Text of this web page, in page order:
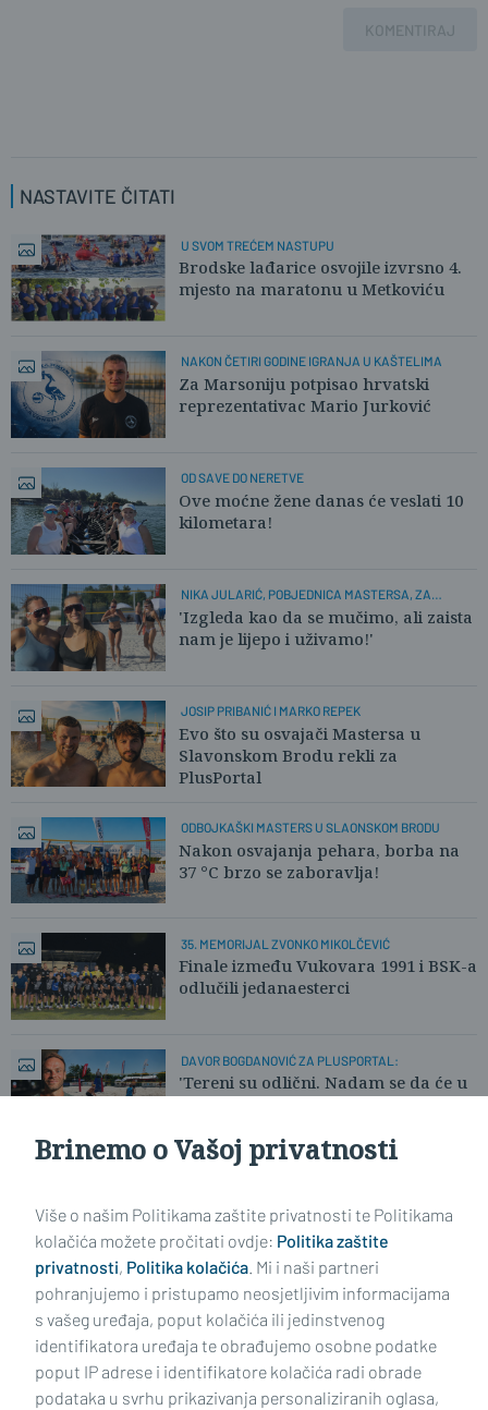
KOMENTIRAJ
NASTAVITE ČITATI
U SVOM TREĆEM NASTUPU
Brodske lađarice osvojile izvrsno 4.
mjesto na maratonu u Metkoviću
NAKON ČETIRI GODINE IGRANJA U KAŠTELIMA
Za Marsoniju potpisao hrvatski
reprezentativac Mario Jurković
OD SAVE DO NERETVE
Ove moćne žene danas će veslati 10
kilometara!
NIKA JULARIĆ, POBJEDNICA MASTERSA, ZA
PLUSPORTAL:
'Izgleda kao da se mučimo, ali zaista
nam je lijepo i uživamo!'
JOSIP PRIBANIĆ I MARKO REPEK
Evo što su osvajači Mastersa u
Slavonskom Brodu rekli za
PlusPortal
ODBOJKAŠKI MASTERS U SLAONSKOM BRODU
Nakon osvajanja pehara, borba na
37 °C brzo se zaboravlja!
35. MEMORIJAL ZVONKO MIKOLČEVIĆ
Finale između Vukovara 1991 i BSK-a
odlučili jedanaesterci
DAVOR BOGDANOVIĆ ZA PLUSPORTAL:
'Tereni su odlični. Nadam se da će u
Brinemo o Vašoj privatnosti
Više o našim Politikama zaštite privatnosti te Politikama
kolačića možete pročitati ovdje: Politika zaštite
privatnosti, Politika kolačića. Mi i naši partneri
pohranjujemo i pristupamo neosjetljivim informacijama
s vašeg uređaja, poput kolačića ili jedinstvenog
identifikatora uređaja te obrađujemo osobne podatke
poput IP adrese i identifikatore kolačića radi obrade
podataka u svrhu prikazivanja personaliziranih oglasa,